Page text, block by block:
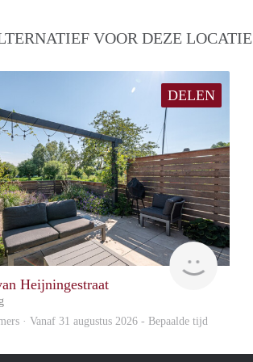
VOOR DEZE LOCATIE
DELEN
Zaanstad
Heijningestraat
· Vanaf 31 augustus 2026 - Bepaalde tijd